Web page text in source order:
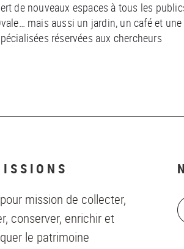
de nouveaux espaces à tous les
mais aussi un jardin, un café et
réservées aux chercheurs
mission de collecter,
conserver, enrichir et
le patrimoine